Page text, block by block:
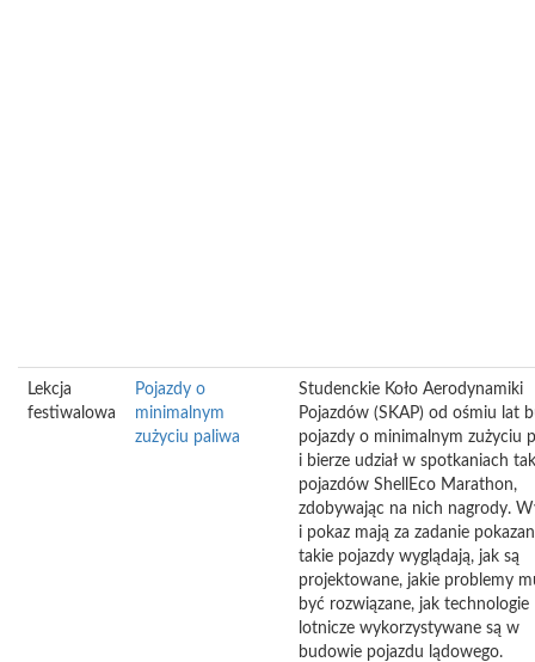
Lekcja
festiwalowa
Pojazdy o
minimalnym
zużyciu paliwa
Studenckie Koło Aerodynamiki
Pojazdów (SKAP) od ośmiu lat
pojazdy o minimalnym zużyciu
i bierze udział w spotkaniach
pojazdów ShellEco Marathon,
zdobywając na nich nagrody.
i pokaz mają za zadanie
takie pojazdy wyglądają, jak są
projektowane, jakie problemy
być rozwiązane, jak technologie
lotnicze wykorzystywane są w
budowie pojazdu lądowego.